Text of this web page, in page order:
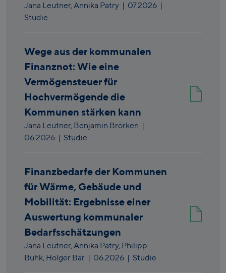
Jana Leutner,Annika Patry | 07.2026 |
Studie
Wege aus der kommunalen
Finanznot: Wie eine
Vermögensteuer für
Hochvermögende die
Kommunen stärken kann
Jana Leutner, Benjamin Brörken |
06.2026 | Studie
Finanzbedarfe der Kommunen
für Wärme, Gebäude und
Mobilität: Ergebnisse einer
Auswertung kommunaler
Bedarfsschätzungen
Jana Leutner,Annika Patry, Philipp
Buhk, Holger Bär | 06.2026 | Studie